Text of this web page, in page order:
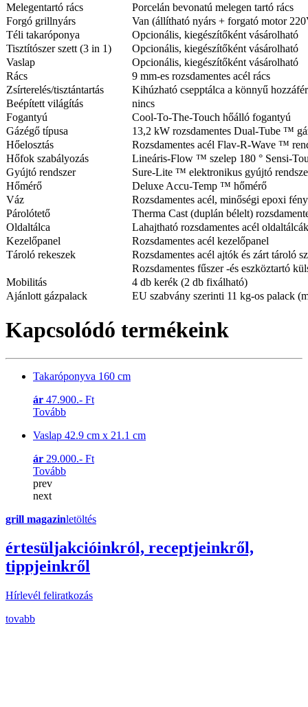
Melegentartó rács
Porcelán bevonatú melegen tartó rács
Forgó grillnyárs
Van (állítható nyárs + forgató motor
Téli takaróponya
Opcionális, kiegészítőként vásárolható
Tisztítószer szett (3 in 1)
Opcionális, kiegészítőként vásárolható
Vaslap
Opcionális, kiegészítőként vásárolható
Rács
9 mm-es rozsdamentes acél rács
Zsírterelés/tisztántartás
Kihúzható csepptálca a könnyű
Beépített világítás
nincs
Fogantyú
Cool-To-The-Touch hőálló fogantyú
Gázégő típusa
13,2 kW rozsdamentes Dual-Tube ™
Hőelosztás
Rozsdamentes acél Flav-R-Wave ™
Hőfok szabályozás
Lineáris-Flow ™ szelep 180 ° Sensi-
Gyújtó rendszer
Sure-Lite ™ elektronikus gyújtó
Hőmérő
Deluxe Accu-Temp ™ hőmérő
Váz
Rozsdamentes acél, minőségi epoxi
Párolótető
Therma Cast (duplán bélelt)
Oldaltálca
Lahajtható rozsdamentes acél oldaltálcák
Kezelőpanel
Rozsdamentes acél kezelőpanel
Tároló rekeszek
Rozsdamentes acél ajtók és zárt tároló
Rozsdamentes fűszer -és eszköztartó
Mobilitás
4 db kerék (2 db fixálható)
Ajánlott gázpalack
EU szabvány szerinti 11 kg-os palack
Kapcsolódó termékeink
Takaróponyva 160 cm
ár 47.900.- Ft
Tovább
Vaslap 42.9 cm x 21.1 cm
ár 29.000.- Ft
Tovább
prev
next
grill magazinletöltés
értesüljakcióinkról, receptjeinkről,
tippjeinkről
Hírlevél feliratkozás
tovabb